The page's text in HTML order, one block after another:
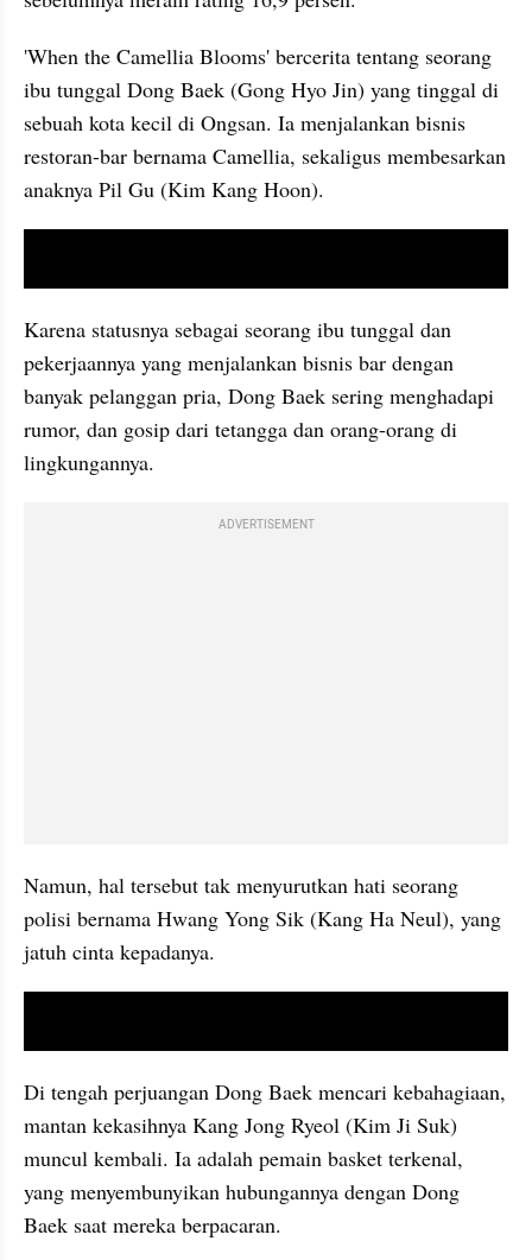
'When the Camellia Blooms' bercerita tentang seorang
ibu tunggal Dong Baek (Gong Hyo Jin) yang tinggal di
sebuah kota kecil di Ongsan. Ia menjalankan bisnis
restoran-bar bernama Camellia, sekaligus membesarkan
anaknya Pil Gu (Kim Kang Hoon).
Karena statusnya sebagai seorang ibu tunggal dan
pekerjaannya yang menjalankan bisnis bar dengan
banyak pelanggan pria, Dong Baek sering menghadapi
rumor, dan gosip dari tetangga dan orang-orang di
lingkungannya.
ADVERTISEMENT
Namun, hal tersebut tak menyurutkan hati seorang
polisi bernama Hwang Yong Sik (Kang Ha Neul), yang
jatuh cinta kepadanya.
Di tengah perjuangan Dong Baek mencari kebahagiaan,
mantan kekasihnya Kang Jong Ryeol (Kim Ji Suk)
muncul kembali. Ia adalah pemain basket terkenal,
yang menyembunyikan hubungannya dengan Dong
Baek saat mereka berpacaran.